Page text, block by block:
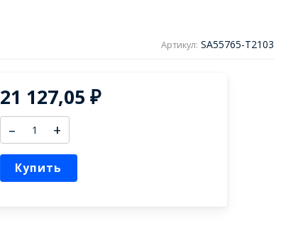
Артикул: SA55765-T2103
21 127,05 ₽
– +
Купить